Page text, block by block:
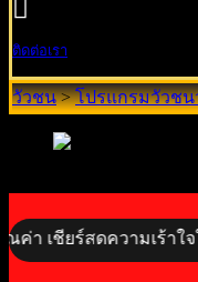
ติดต่อเรา
วัวชน>โปรแกรมวัวช
ความเร้าใจในสังเวี